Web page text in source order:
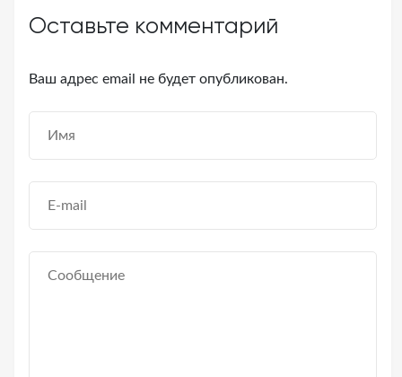
Оставьте комментарий
Ваш адрес email не будет опубликован.